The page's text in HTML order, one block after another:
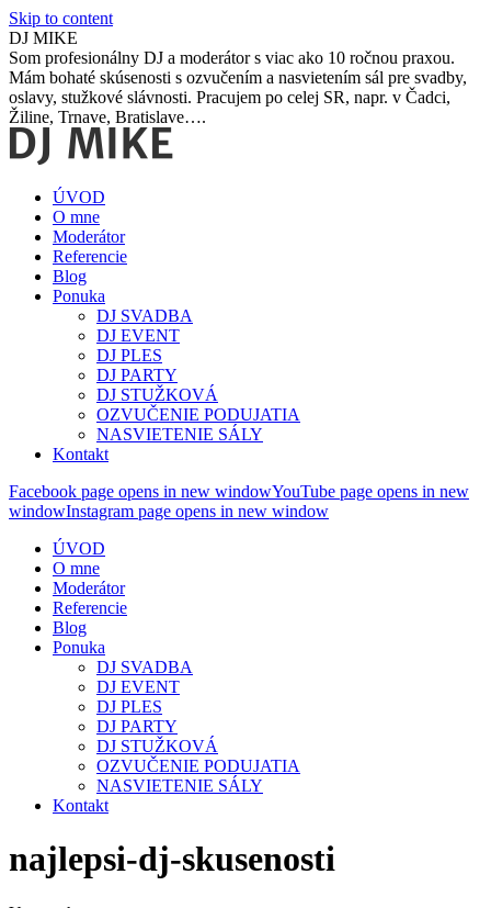
Skip to content
DJ MIKE
Som profesionálny DJ a moderátor s viac ako 10 ročnou praxou.
Mám bohaté skúsenosti s ozvučením a nasvietením sál pre svadby,
oslavy, stužkové slávnosti. Pracujem po celej SR, napr. v Čadci,
Žiline, Trnave, Bratislave….
ÚVOD
O mne
Moderátor
Referencie
Blog
Ponuka
DJ SVADBA
DJ EVENT
DJ PLES
DJ PARTY
DJ STUŽKOVÁ
OZVUČENIE PODUJATIA
NASVIETENIE SÁLY
Kontakt
Facebook page opens in new windowYouTube page opens in new
windowInstagram page opens in new window
ÚVOD
O mne
Moderátor
Referencie
Blog
Ponuka
DJ SVADBA
DJ EVENT
DJ PLES
DJ PARTY
DJ STUŽKOVÁ
OZVUČENIE PODUJATIA
NASVIETENIE SÁLY
Kontakt
najlepsi-dj-skusenosti